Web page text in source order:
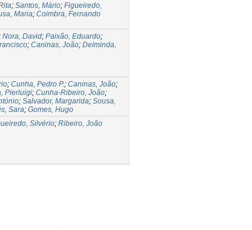
; Santos, Mário; Figueiredo,
Maria; Coimbra, Fernando
Nora, David; Paixão, Eduardo;
; Caninas, João; Delminda,
; Cunha, Pedro P.; Caninas, João;
Pierluigi; Cunha-Ribeiro, João;
; Salvador, Margarida; Sousa,
Sara; Gomes, Hugo
Silvério; Ribeiro, João